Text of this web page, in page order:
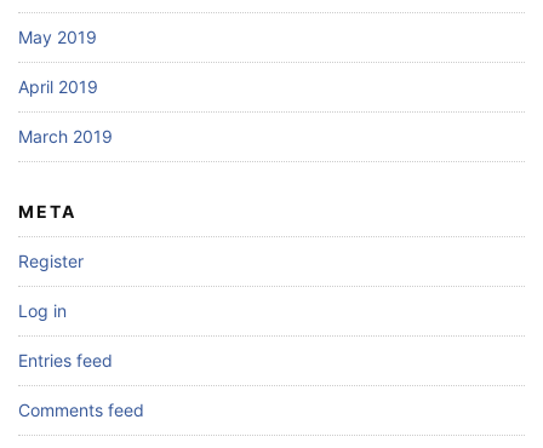
May 2019
April 2019
March 2019
META
Register
Log in
Entries feed
Comments feed